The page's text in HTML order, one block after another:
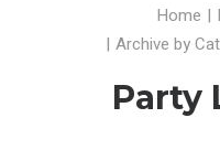
VORSCHLAG
SEARCH
Home
Archive by
Party